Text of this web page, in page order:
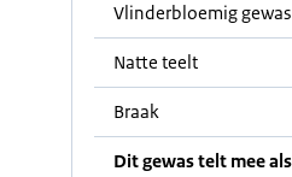
Vlinderbloemig gewas
Natte teelt
Braak
Dit gewas telt mee